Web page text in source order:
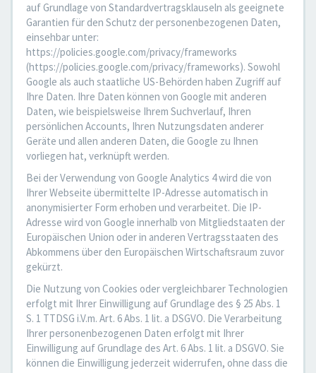
auf Grundlage von Standardvertragsklauseln als geeignete
Garantien für den Schutz der personenbezogenen Daten,
einsehbar unter:
https://policies.google.com/privacy/frameworks
(https://policies.google.com/privacy/frameworks). Sowohl
Google als auch staatliche US-Behörden haben Zugriff auf
Ihre Daten. Ihre Daten können von Google mit anderen
Daten, wie beispielsweise Ihrem Suchverlauf, Ihren
persönlichen Accounts, Ihren Nutzungsdaten anderer
Geräte und allen anderen Daten, die Google zu Ihnen
vorliegen hat, verknüpft werden.
Bei der Verwendung von Google Analytics 4 wird die von
Ihrer Webseite übermittelte IP-Adresse automatisch in
anonymisierter Form erhoben und verarbeitet. Die IP-
Adresse wird von Google innerhalb von Mitgliedstaaten der
Europäischen Union oder in anderen Vertragsstaaten des
Abkommens über den Europäischen Wirtschaftsraum zuvor
gekürzt.
Die Nutzung von Cookies oder vergleichbarer Technologien
erfolgt mit Ihrer Einwilligung auf Grundlage des § 25 Abs. 1
S. 1 TTDSG i.V.m. Art. 6 Abs. 1 lit. a DSGVO. Die Verarbeitung
Ihrer personenbezogenen Daten erfolgt mit Ihrer
Einwilligung auf Grundlage des Art. 6 Abs. 1 lit. a DSGVO. Sie
können die Einwilligung jederzeit widerrufen, ohne dass die